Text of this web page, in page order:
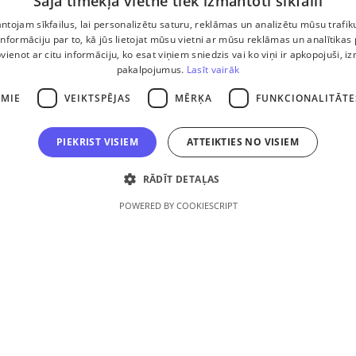
lietošanas noteikumi
reģ. Nr. 40103369264, Atveseļošanās fonda saņemtā
2024. gada 16. decembrī tika noslēgts līgums Nr. 9.2-17-L-
sīkfailus, lai personalizētu saturu, reklāmas un analizētu mūsu
par to, kā jūs lietojat mūsu vietni ar mūsu reklāmas un analītikas
ar citu informāciju, ko esat viņiem sniedzis vai ko viņi ir apkopojuši,
pakalpojumus. Lasīt vairāk
VEIKTSPĒJAS MĒRĶA
PIEKRIST VISIEM ATTEIKTIES NO VISIEM
RĀDĪT DETAĻAS
POWERED BY COOKIESCRIPT